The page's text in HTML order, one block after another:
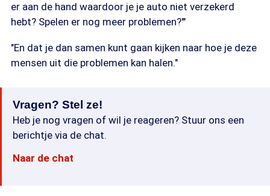
er aan de hand waardoor je je auto niet verzekerd
hebt? Spelen er nog meer problemen?'"
"En dat je dan samen kunt gaan kijken naar hoe je deze
mensen uit die problemen kan halen."
Vragen? Stel ze!
Heb je nog vragen of wil je reageren? Stuur ons een
berichtje via de chat.
Naar de chat